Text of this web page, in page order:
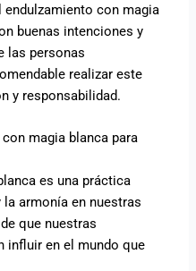
con magia
buenas intenciones y
las personas
realizar este
y responsabilidad.
magia blanca para
es una práctica
armonía en nuestras
que nuestras
influir en el mundo que